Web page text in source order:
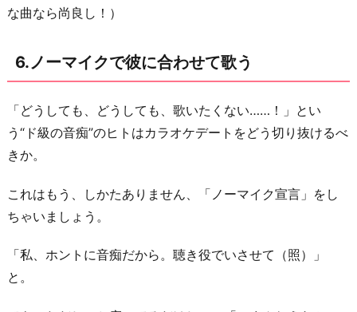
な曲なら尚良し！）
6.ノーマイクで彼に合わせて歌う
「どうしても、どうしても、歌いたくない……！」とい
う“ド級の音痴”のヒトはカラオケデートをどう切り抜けるべ
きか。
これはもう、しかたありません、「ノーマイク宣言」をし
ちゃいましょう。
「私、ホントに音痴だから。聴き役でいさせて（照）」
と。